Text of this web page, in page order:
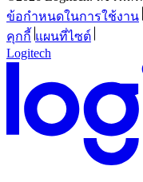
ข้อกำหนดในการใช้งาน
คุกกี้ แผนที่ไซต์
Logitech